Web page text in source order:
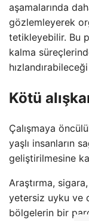
aşamalarında
gözlemleyerek
tetikleyebilir. Bu
kalma
Kötü
Çalışmaya
yaşlı insanların
geliştirilmesine
Araştırma,
yetersiz uyku ve
bölgelerin bir